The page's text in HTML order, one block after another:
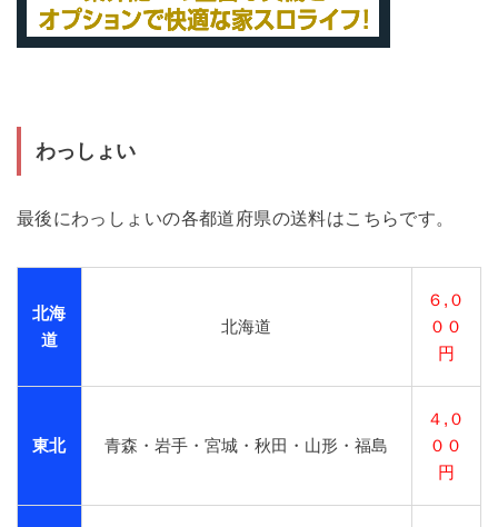
わっしょい
最後にわっしょいの各都道府県の送料はこちらです。
北海
道
北海道
６,０
００
円
東北 青森・岩手・宮城・秋田・山形・福島
４,０
００
円